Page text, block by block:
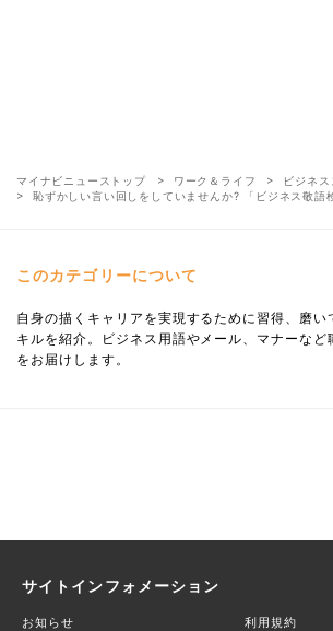
マイナビニューストップ ワーク＆ライフ
ビジネス
恥ずかしい言い回しをしていませんか? 「ビジネス敬語
このカテゴリーについて
自身の描くキャリアを実現するために習得、磨い
キルを紹介。ビジネス用語やメール、マナーなど
をお届けします。
サイトインフォメーション
お知らせ 利用規約